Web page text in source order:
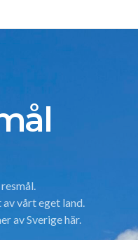
vårt eget land.
av Sverige här.